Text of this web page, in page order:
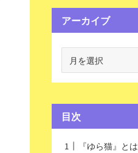
アーカイブ
カ
ブ
目次
『ゆら猫』とは